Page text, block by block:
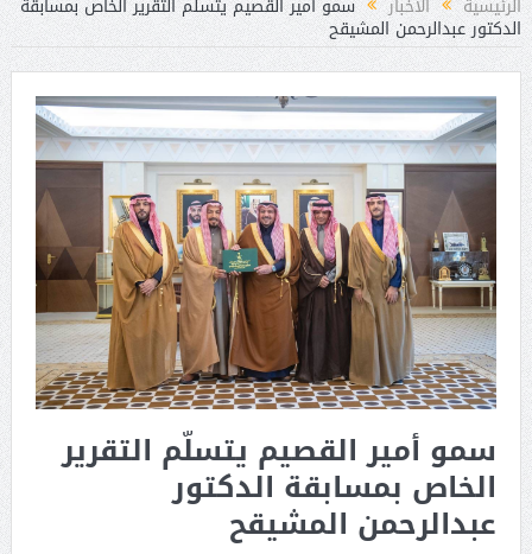
الدكتور عبدالرحمن المشيقح
سمو أمير القصيم يتسلّم التقرير
الخاص بمسابقة الدكتور
عبدالرحمن المشيقح